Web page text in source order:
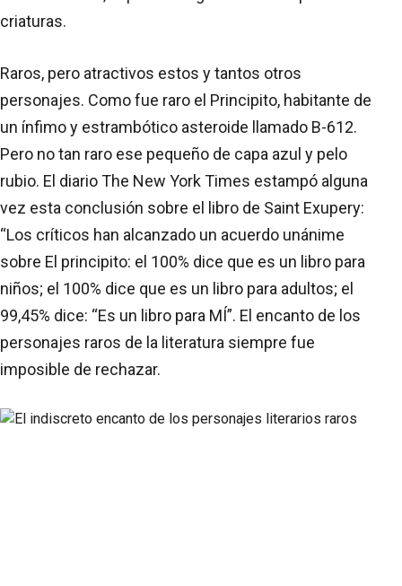
criaturas.
Raros, pero atractivos estos y tantos otros
personajes. Como fue raro el Principito, habitante de
un ínfimo y estrambótico asteroide llamado B-612.
Pero no tan raro ese pequeño de capa azul y pelo
rubio. El diario The New York Times estampó alguna
vez esta conclusión sobre el libro de Saint Exupery:
“Los críticos han alcanzado un acuerdo unánime
sobre El principito: el 100% dice que es un libro para
niños; el 100% dice que es un libro para adultos; el
99,45% dice: “Es un libro para MÍ”. El encanto de los
personajes raros de la literatura siempre fue
imposible de rechazar.